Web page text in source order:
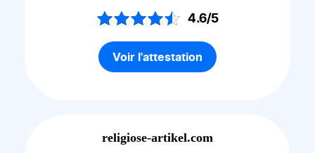
4.6/5
Voir l'attestation
religiose-artikel.com